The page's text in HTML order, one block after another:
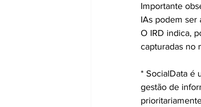
Importante
IAs podem ser
O IRD indica,
capturadas no
* SocialData é
gestão de